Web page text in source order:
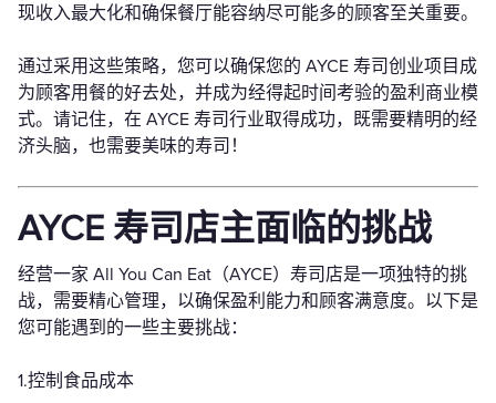
现收入最大化和确保餐厅能容纳尽可能多的顾客至关重要。
通过采用这些策略，您可以确保您的 AYCE 寿司创业项目成
为顾客用餐的好去处，并成为经得起时间考验的盈利商业模
式。请记住，在 AYCE 寿司行业取得成功，既需要精明的经
济头脑，也需要美味的寿司！
AYCE 寿司店主面临的挑战
经营一家 All You Can Eat（AYCE）寿司店是一项独特的挑
战，需要精心管理，以确保盈利能力和顾客满意度。以下是
您可能遇到的一些主要挑战：
1.控制食品成本